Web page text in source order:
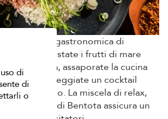
e la scena gastronomica di
la sera. Gustate i frutti di mare
spiaggia, assaporate la cucina
Lanka o sorseggiate un cocktail
sull'oceano. La miscela di relax,
culturali di Bentota assicura un
di
di
o